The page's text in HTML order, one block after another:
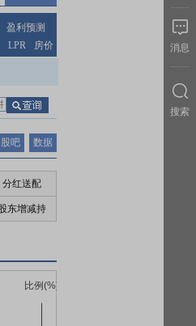
盈利预测
LPR 房价
股吧 数据
分红送配
东增减持
消息
搜索